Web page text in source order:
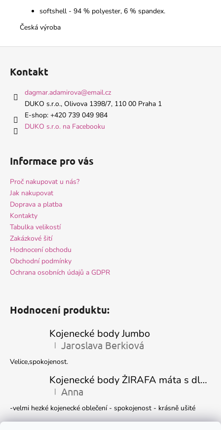
softshell - 94 % polyester, 6 % spandex.
Česká výroba
Kontakt
dagmar.adamirova@email.cz
DUKO s.r.o., Olivova 1398/7, 110 00 Praha 1
E-shop: +420 739 049 984
DUKO s.r.o. na Facebooku
Informace pro vás
Proč nakupovat u nás?
Jak nakupovat
Doprava a platba
Kontakty
Tabulka velikostí
Zakázkové šití
Hodnocení obchodu
Obchodní podmínky
Ochrana osobních údajů a GDPR
Hodnocení produktu:
Kojenecké body Jumbo
Hodnocení produktu je 5 z 5 hvězdiček.
| Jaroslava Berkiová
Velice,spokojenost.
Kojenecké body ŽIRAFA máta s dlouhým rukávem
Hodnocení produktu je 5 z 5 hvězdiček.
| Anna
-velmi hezké kojenecké oblečení - spokojenost - krásně ušité
Kojenecká čepička DINO